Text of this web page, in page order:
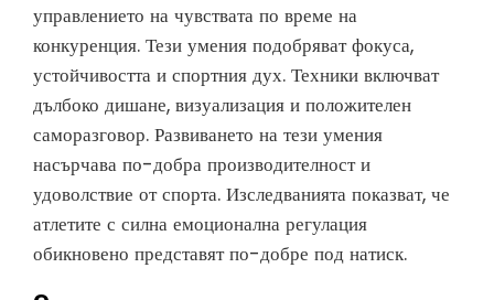
управлението на чувствата по време на
конкуренция. Тези умения подобряват фокуса,
устойчивостта и спортния дух. Техники включват
дълбоко дишане, визуализация и положителен
саморазговор. Развиването на тези умения
насърчава по-добра производителност и
удоволствие от спорта. Изследванията показват, че
атлетите с силна емоционална регулация
обикновено представят по-добре под натиск.